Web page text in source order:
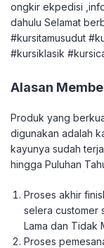
ongkir ekpedisi
dahulu Selamat
#kursitamusudut
#kursiklasik
Alasan
Produk yang
digunakan adalah
kayunya sudah
hingga Puluhan
Proses akhir
selera customer
Lama dan Tidak
Proses